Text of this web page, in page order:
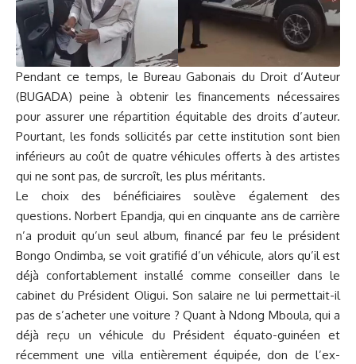
Pendant ce temps, le Bureau Gabonais du Droit d’Auteur
(BUGADA) peine à obtenir les financements nécessaires
pour assurer une répartition équitable des droits d’auteur.
Pourtant, les fonds sollicités par cette institution sont bien
inférieurs au coût de quatre véhicules offerts à des artistes
qui ne sont pas, de surcroît, les plus méritants.
Le choix des bénéficiaires soulève également des
questions. Norbert Epandja, qui en cinquante ans de carrière
n’a produit qu’un seul album, financé par feu le président
Bongo Ondimba, se voit gratifié d’un véhicule, alors qu’il est
déjà confortablement installé comme conseiller dans le
cabinet du Président Oligui. Son salaire ne lui permettait-il
pas de s’acheter une voiture ? Quant à Ndong Mboula, qui a
déjà reçu un véhicule du Président équato-guinéen et
récemment une villa entièrement équipée, don de l’ex-